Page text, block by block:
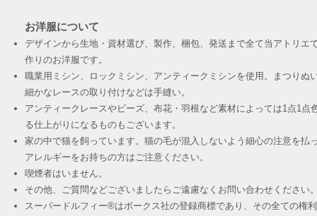
お洋服について
デザインから生地・資材選び、製作、梱包、発送まで全て当アトリエ
作りのお洋服です。
職業用ミシン、ロックミシン、アンティークミシンを使用。まつりぬ
細かなレースの取り付けなどは手縫い。
アンティークレースやビーズ、布花・羽根など素材によっては1点1点
る仕上がりになるものもございます。
家の中で猫を飼っています。猫の毛が混入しないよう細心の注意を払
アレルギーをお持ちの方はご注意ください。
喫煙者はいません。
その他、ご質問などございましたらご遠慮なくお問い合わせください
スーパードルフィー®︎はボークス社の登録商標であり、その全ての権